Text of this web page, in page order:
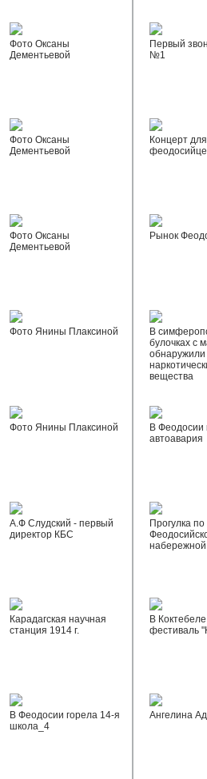
Фото Оксаны
Дементьевой
Фото Оксаны
Дементьевой
Фото Оксаны
Дементьевой
Фото Янины Плаксиной
Фото Янины Плаксиной
А.Ф Слудский - первый
директор КБС
Карадагская научная
станция 1914 г.
В Феодосии горела 14-я
школа_4
Первый
№1
Концерт для
Рынок
В
булочках с
обнаружили
вещества
В Феодосии
автоавария
Прогулка по
набережной
В
фестиваль
Ангелина